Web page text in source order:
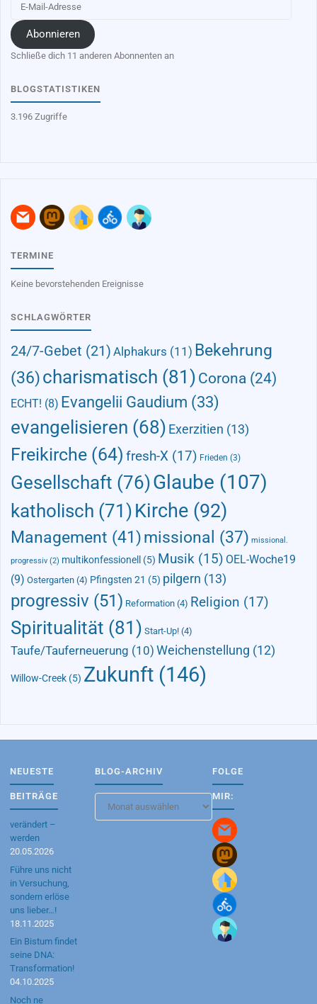
Mail-
Adresse
Abonnieren
Schließe dich 11 anderen Abonnenten an
BLOGSTATISTIKEN
3.196 Zugriffe
TERMINE
Keine bevorstehenden Ereignisse
SCHLAGWÖRTER
24/7-Gebet (21) Alphakurs (11) Bekehrung
(36)charismatisch (81) Corona (24)
ECHT! (8) Evangelii Gaudium (33)
evangelisieren (68) Exerzitien (13)
Freikirche (64) fresh-X (17) Frieden (3)
Gesellschaft (76)Glaube (107)
katholisch (71) Kirche (92)
Management (41)missional (37) missional.
progressiv (2) multikonfessionell (5) Musik (15) OEL-Woche19
(9) Ostergarten (4) Pfingsten 21 (5) pilgern (13)
progressiv (51) Reformation (4) Religion (17)
Spiritualität (81) Start-Up! (4)
Taufe/Tauferneuerung (10) Weichenstellung (12)
Willow-Creek (5) Zukunft (146)
NEUESTE
BEITRÄGE
verändert –
werden
20.05.2026
Führe uns nicht
in Versuchung,
sondern erlöse
uns lieber…!
18.11.2025
Ein Bistum findet
seine DNA:
Transformation!
04.10.2025
Noch ne
BLOG-ARCHIV
Archiv
FOLGE
MIR: